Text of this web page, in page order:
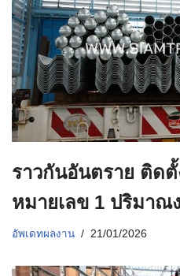
ราวกันอันตราย ติด
หมายเลข 1 ปริมาณ
อัพเดทผลงาน 21/01/2026